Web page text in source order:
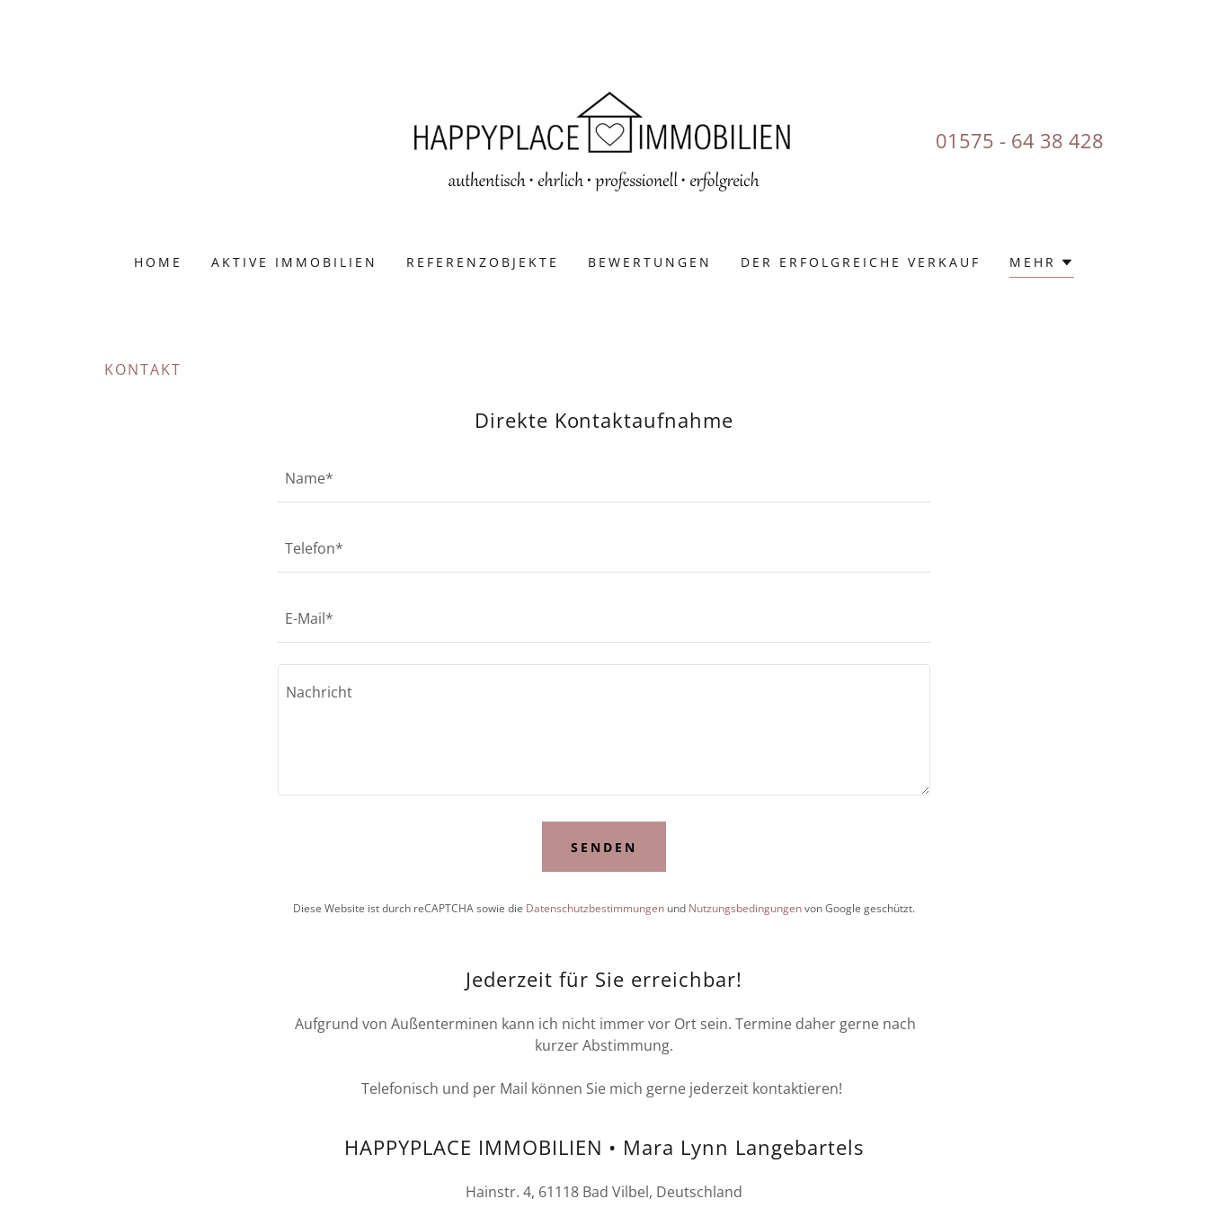
01575 - 64 38 428
HOME AKTIVE IMMOBILIEN REFERENZOBJEKTE BEWERTUNGEN DER ERFOLGREICHE VERKAUF MEHR
KONTAKT
Direkte Kontaktaufnahme
Name*
Telefon*
E-Mail*
SENDEN
Diese Website ist durch reCAPTCHA sowie die Datenschutzbestimmungenund Nutzungsbedingungenvon Google geschützt.
Jederzeit für Sie erreichbar!
Aufgrund von Außenterminen kann ich nicht immer vor Ort sein. Termine daher gerne nach
kurzer Abstimmung.
Telefonisch und per Mail können Sie mich gerne jederzeit kontaktieren!
HAPPYPLACE IMMOBILIEN • Mara Lynn Langebartels
Hainstr. 4, 61118 Bad Vilbel, Deutschland